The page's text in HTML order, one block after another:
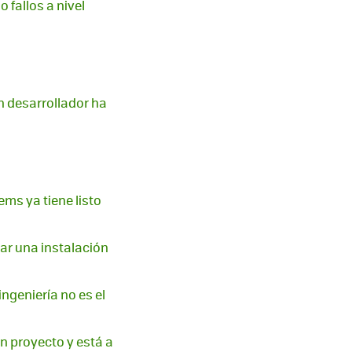
fallos a nivel
desarrollador ha
ya tiene listo
una instalación
no es el
proyecto y está a